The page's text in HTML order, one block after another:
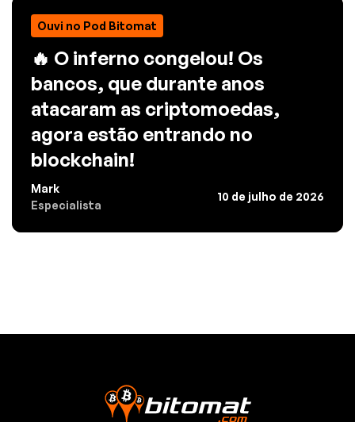
Ouvi no Pod Bitomat
🔥 O inferno congelou! Os
bancos, que durante anos
atacaram as criptomoedas,
agora estão entrando no
blockchain!
Mark
Especialista
10 de julho de 2026